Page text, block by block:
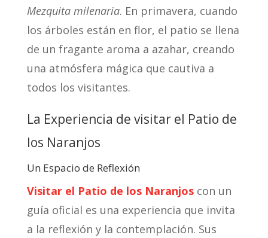
Mezquita milenaria. En primavera, cuando
los árboles están en flor, el patio se llena
de un fragante aroma a azahar, creando
una atmósfera mágica que cautiva a
todos los visitantes.
La Experiencia de visitar el Patio de
los Naranjos
Un Espacio de Reflexión
Visitar el Patio de los Naranjoscon un
guía oficial es una experiencia que invita
a la reflexión y la contemplación. Sus